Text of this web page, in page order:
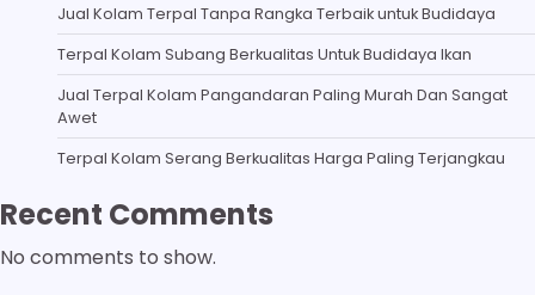
Jual Kolam Terpal Tanpa Rangka Terbaik untuk Budidaya
Terpal Kolam Subang Berkualitas Untuk Budidaya Ikan
Jual Terpal Kolam Pangandaran Paling Murah Dan Sangat
Awet
Terpal Kolam Serang Berkualitas Harga Paling Terjangkau
Recent Comments
No comments to show.